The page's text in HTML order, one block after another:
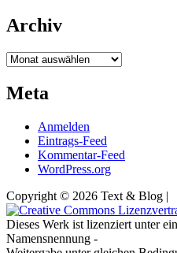
Archiv
Archiv
Meta
Anmelden
Eintrags-Feed
Kommentar-Feed
WordPress.org
Copyright © 2026 Text & Blog |
Dieses Werk ist lizenziert unter
Namensnennung -